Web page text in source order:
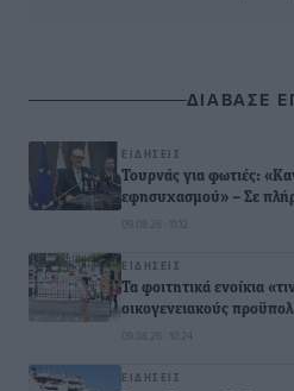
ΔΙΑΒΑΣΕ
ΕΙΔΉΣΕΙΣ
Τουρνάς για φωτιές:
εφησυχασμού» – Σε
09.08.26 · 11:12
ΕΙΔΉΣΕΙΣ
Τα φοιτητικά ενοίκια
οικογενειακούς
09.08.26 · 10:24
ΕΙΔΉΣΕΙΣ